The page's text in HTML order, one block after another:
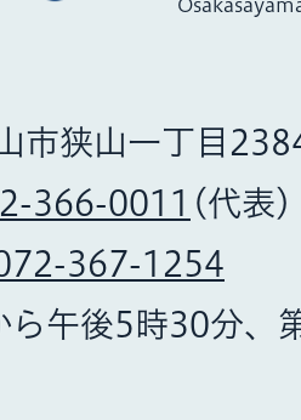
市狭山一丁目
366-0011 (代表)
367-1254
ら午後5時30分、